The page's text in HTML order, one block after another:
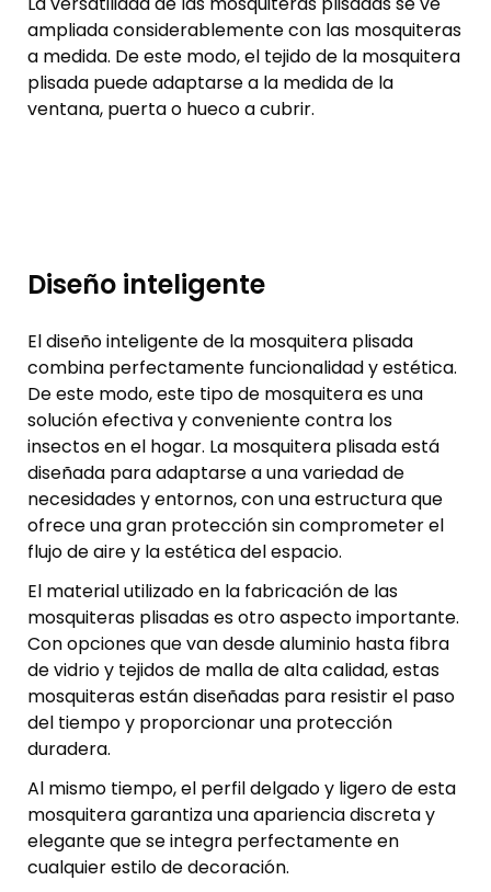
ampliada considerablemente con las mosquiteras
a medida. De este modo, el tejido de la mosquitera
plisada puede adaptarse a la medida de la
ventana, puerta o hueco a cubrir.
Diseño inteligente
El diseño inteligente de la mosquitera plisada
combina perfectamente funcionalidad y estética.
De este modo, este tipo de mosquitera es una
solución efectiva y conveniente contra los
insectos en el hogar. La mosquitera plisada está
diseñada para adaptarse a una variedad de
necesidades y entornos, con una estructura que
ofrece una gran protección sin comprometer el
flujo de aire y la estética del espacio.
El material utilizado en la fabricación de las
mosquiteras plisadas es otro aspecto importante.
Con opciones que van desde aluminio hasta fibra
de vidrio y tejidos de malla de alta calidad, estas
mosquiteras están diseñadas para resistir el paso
del tiempo y proporcionar una protección
duradera.
Al mismo tiempo, el perfil delgado y ligero de esta
mosquitera garantiza una apariencia discreta y
elegante que se integra perfectamente en
cualquier estilo de decoración.